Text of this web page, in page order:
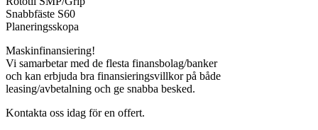
Snabbfäste S60
Planeringsskopa
Maskinfinansiering!
Vi samarbetar med de flesta finansbolag/banker
och kan erbjuda bra finansieringsvillkor på både
leasing/avbetalning och ge snabba besked.
Kontakta oss idag för en offert.